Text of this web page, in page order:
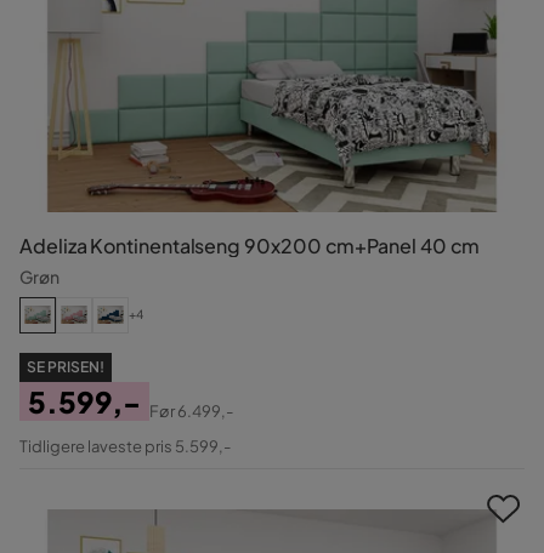
Adeliza Kontinentalseng 90x200 cm+Panel 40 cm
Grøn
+4
SE PRISEN!
Pris
5.599,-
Original
Før6.499,-
Tidligere laveste pris 5.599,-